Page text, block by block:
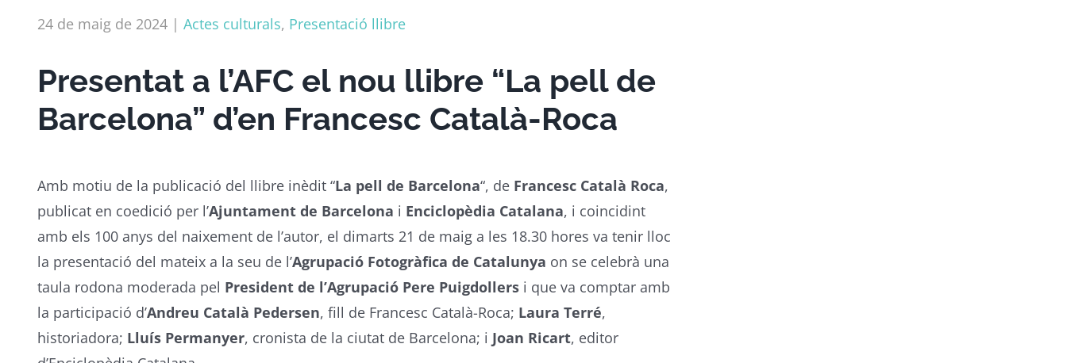
24 de maig de 2024 | Actes culturals, Presentació llibre
Presentat a l’AFC el nou llibre “La pell de
Barcelona” d’en Francesc Català-Roca
Amb motiu de la publicació del llibre inèdit “La pell de Barcelona“, de Francesc Català Roca,
publicat en coedició per l’Ajuntament de Barcelona i Enciclopèdia Catalana, i coincidint
amb els 100 anys del naixement de l’autor, el dimarts 21 de maig a les 18.30 hores va tenir lloc
la presentació del mateix a la seu de l’Agrupació Fotogràfica de Catalunya on se celebrà una
taula rodona moderada pel President de l’Agrupació Pere Puigdollersi que va comptar amb
la participació d’Andreu Català Pedersen, fill de Francesc Català-Roca; Laura Terré,
historiadora; Lluís Permanyer, cronista de la ciutat de Barcelona; i Joan Ricart, editor